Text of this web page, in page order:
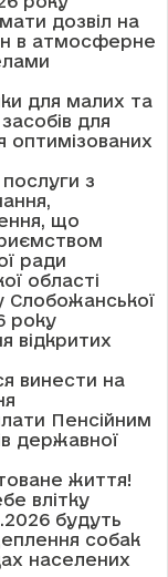
дозвіл на
в атмосферне
для малих та
для
оптимізованих
з
що
ради
області
Слобожанської
року
винести на
Пенсійним
державної
життя!
влітку
будуть
собак
населених